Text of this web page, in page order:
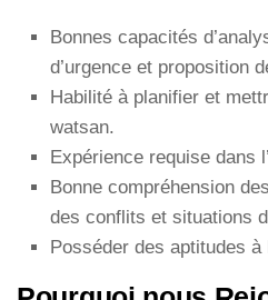
Bonnes capacités
d’urgence et proposition
Habilité à planifier et
watsan.
Expérience requise dans
Bonne compréhension
des conflits et situations
Posséder des aptitudes